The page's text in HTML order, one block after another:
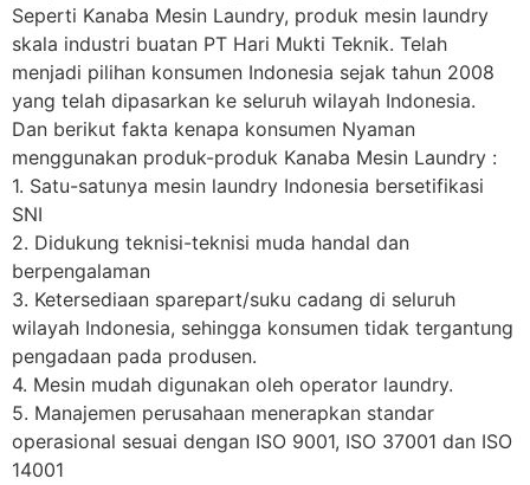
Seperti Kanaba Mesin Laundry, produk mesin laundry
skala industri buatan PT Hari Mukti Teknik. Telah
menjadi pilihan konsumen Indonesia sejak tahun 2008
yang telah dipasarkan ke seluruh wilayah Indonesia.
Dan berikut fakta kenapa konsumen Nyaman
menggunakan produk-produk Kanaba Mesin Laundry :
1. Satu-satunya mesin laundry Indonesia bersetifikasi
SNI
2. Didukung teknisi-teknisi muda handal dan
berpengalaman
3. Ketersediaan sparepart/suku cadang di seluruh
wilayah Indonesia, sehingga konsumen tidak tergantung
pengadaan pada produsen.
4. Mesin mudah digunakan oleh operator laundry.
5. Manajemen perusahaan menerapkan standar
operasional sesuai dengan ISO 9001, ISO 37001 dan ISO
14001